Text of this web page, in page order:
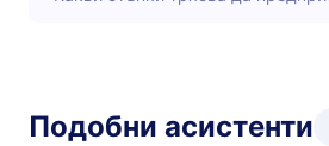
Подобни асистенти